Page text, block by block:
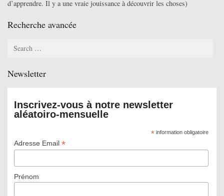
d’apprendre. Il y a une vraie jouissance à découvrir les choses)
Recherche avancée
Newsletter
Inscrivez-vous à notre newsletter
aléatoiro-mensuelle
*information obligatoire
Adresse Email *
Prénom